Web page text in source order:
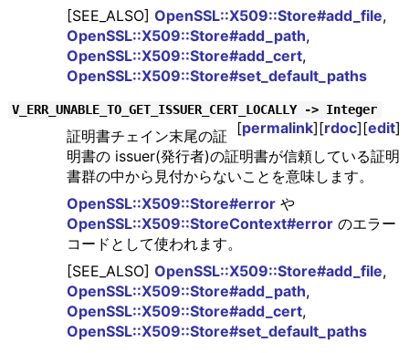
[SEE_ALSO] OpenSSL::X509::Store#add_file,
OpenSSL::X509::Store#add_path,
OpenSSL::X509::Store#add_cert,
OpenSSL::X509::Store#set_default_paths
V_ERR_UNABLE_TO_GET_ISSUER_CERT_LOCALLY -> Integer
[permalink][rdoc][edit]
証明書チェイン末尾の証
明書の issuer(発行者)の証明書が信頼している証明
書群の中から見付からないことを意味します。
OpenSSL::X509::Store#errorや
OpenSSL::X509::StoreContext#errorのエラー
コードとして使われます。
[SEE_ALSO] OpenSSL::X509::Store#add_file,
OpenSSL::X509::Store#add_path,
OpenSSL::X509::Store#add_cert,
OpenSSL::X509::Store#set_default_paths